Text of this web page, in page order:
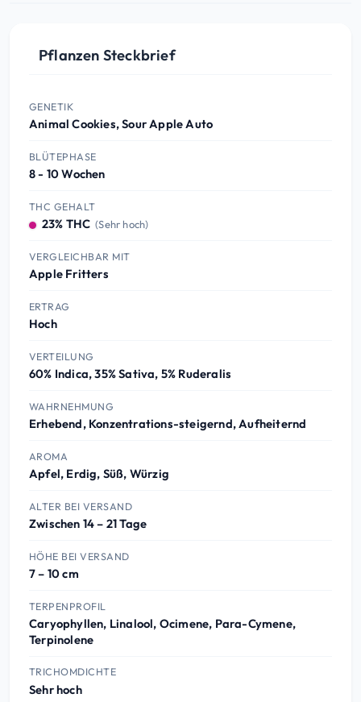
Pflanzen Steckbrief
GENETIK
Animal Cookies, Sour Apple Auto
BLÜTEPHASE
8 - 10 Wochen
THC GEHALT
23% THC (Sehr hoch)
VERGLEICHBAR MIT
Apple Fritters
ERTRAG
Hoch
VERTEILUNG
60% Indica, 35% Sativa, 5% Ruderalis
WAHRNEHMUNG
Erhebend, Konzentrations-steigernd, Aufheiternd
AROMA
Apfel, Erdig, Süß, Würzig
ALTER BEI VERSAND
Zwischen 14 – 21 Tage
HÖHE BEI VERSAND
7 – 10 cm
TERPENPROFIL
Caryophyllen, Linalool, Ocimene, Para-Cymene,
Terpinolene
TRICHOMDICHTE
Sehr hoch